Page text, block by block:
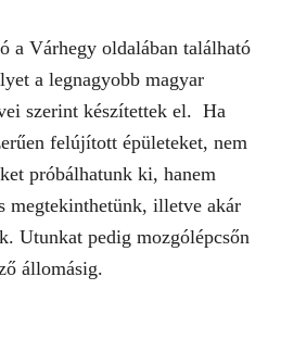
a Várhegy oldalában található
a legnagyobb magyar
szerint készítettek el. Ha
felújított épületeket, nem
próbálhatunk ki, hanem
megtekinthetünk, illetve akár
Utunkat pedig mozgólépcsőn
állomásig.